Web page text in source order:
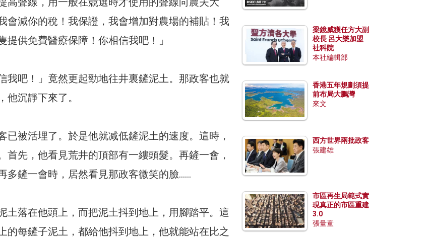
會減你的稅！我保證，我會增加對農場的補貼！我
提供免費醫療保障！你相信我吧！」
我吧！」竟然更起勁地往井裏鏟泥土。那政客也就
他沉靜下來了。
已被活埋了。於是他就减低鏟泥土的速度。這時，
首先，他看見荒井的頂部有一縷頭髮。再鏟一會，
多鏟一會時，居然看見那政客微笑的臉……
土落在他頭上，而把泥土抖到地上，用腳踏平。這
的每鏟子泥土，都給他抖到地上，他就能站在比之
梁鏡威獲任方大副
校長 呂大樂加盟
社科院
本社編輯部
香港五年規劃須提
前布局大鵬灣
來文
西方世界兩批政客
張建雄
市區再生局範式實
現真正的市區重建
3.0
張量童